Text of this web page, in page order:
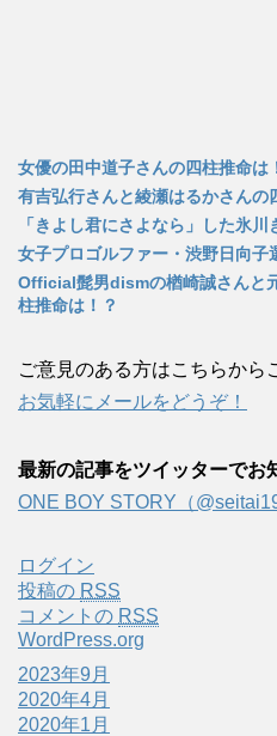
女優の田中道子さんの四柱推命は
有吉弘行さんと綾瀬はるかさんの
「きよし君にさよなら」した氷
女子プロゴルファー・渋野日向子
Official髭男dismの楢崎誠さんと
柱推命は！？
ご意見のある方はこちらから
お気軽にメールをどうぞ！
最新の記事をツイッターでお
ONE BOY STORY（@seitai19
ログイン
投稿の RSS
コメントの RSS
WordPress.org
2023年9月
2020年4月
2020年1月